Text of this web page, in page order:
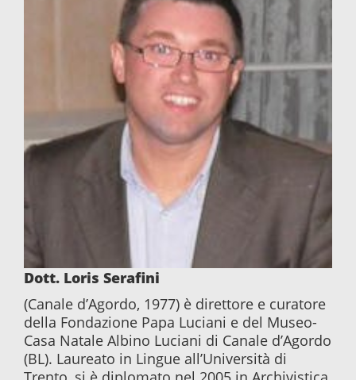
Dott. Loris Serafini
(Canale d’Agordo, 1977) è direttore e curatore
della Fondazione Papa Luciani e del Museo-
Casa Natale Albino Luciani di Canale d’Agordo
(BL). Laureato in Lingue all’Università di